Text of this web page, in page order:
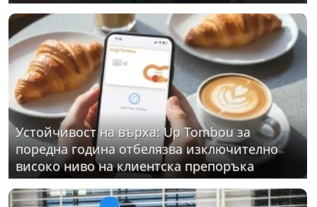
Устойчивост на върха: Up Tombou за
поредна година отбелязва изключително
високо ниво на клиентска препоръка